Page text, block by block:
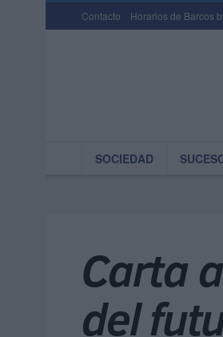
Contacto Horarios de Barcos
SOCIEDAD
Carta
del